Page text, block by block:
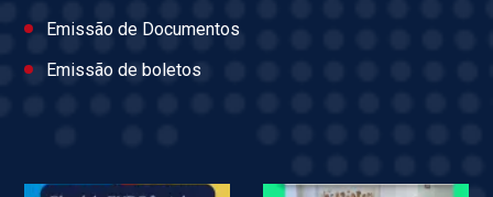
Emissão de Documentos
Emissão de boletos